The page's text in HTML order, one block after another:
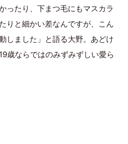
ったり、下まつ毛にもマスカラ
りと細かい差なんですが、こん
しました」と語る大野。あどけ
歳ならではのみずみずしい愛ら